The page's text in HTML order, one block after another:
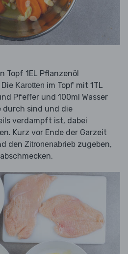
Topf 1EL Pflanzenöl
Karotten im Topf mit 1TL
Pfeffer und 100ml Wasser
durch sind und die
verdampft ist, dabei
Kurz vor Ende der Garzeit
den Zitronenabrieb zugeben,